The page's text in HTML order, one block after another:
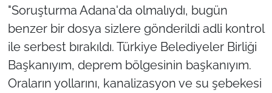
"Soruşturma Adana'da olmalıydı, bugün
benzer bir dosya sizlere gönderildi adli kontrol
ile serbest bırakıldı. Türkiye Belediyeler Birliği
Başkanıyım, deprem bölgesinin başkanıyım.
Oraların yollarını, kanalizasyon ve su şebekesi